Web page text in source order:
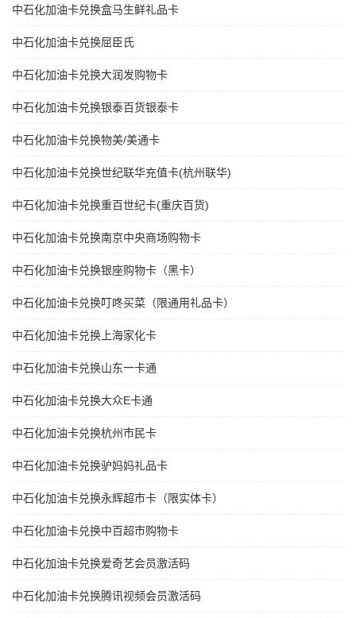
中石化加油卡兑换盒马生鲜礼品卡
中石化加油卡兑换屈臣氏
中石化加油卡兑换大润发购物卡
中石化加油卡兑换银泰百货银泰卡
中石化加油卡兑换物美/美通卡
中石化加油卡兑换世纪联华充值卡(杭州联华)
中石化加油卡兑换重百世纪卡(重庆百货)
中石化加油卡兑换南京中央商场购物卡
中石化加油卡兑换银座购物卡（黑卡）
中石化加油卡兑换叮咚买菜（限通用礼品卡）
中石化加油卡兑换上海家化卡
中石化加油卡兑换山东一卡通
中石化加油卡兑换大众E卡通
中石化加油卡兑换杭州市民卡
中石化加油卡兑换驴妈妈礼品卡
中石化加油卡兑换永辉超市卡（限实体卡）
中石化加油卡兑换中百超市购物卡
中石化加油卡兑换爱奇艺会员激活码
中石化加油卡兑换腾讯视频会员激活码